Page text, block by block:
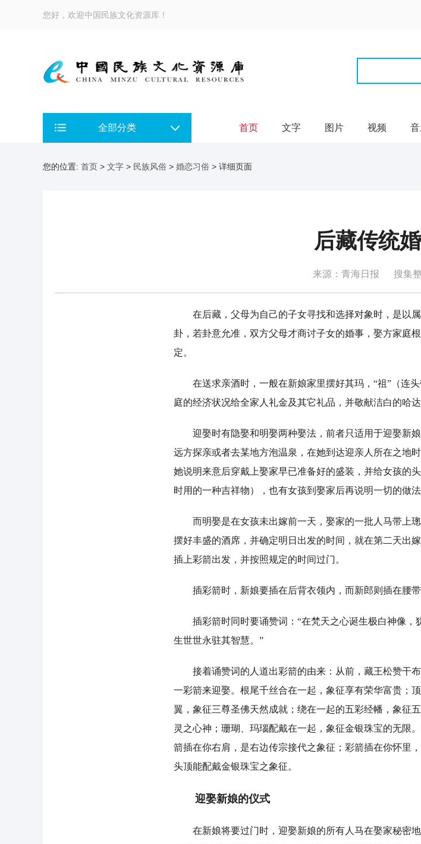
您好，欢迎中国民族文化资源库！
全部分类 首页 文字 图片 视频
您的位置: 首页 > 文字 > 民族风俗 > 婚恋习俗 > 详细页面
后藏传统
来源：青海日报 搜集
在后藏，父母为自己的子女寻找和选择对象时，是以属
卦，若卦意允准，双方父母才商讨子女的婚事，娶方家庭
定。
在送求亲酒时，一般在新娘家里摆好其玛，“祖”（连头
庭的经济状况给全家人礼金及其它礼品，并敬献洁白的哈
迎娶时有隐娶和明娶两种娶法，前者只适用于迎娶新
远方探亲或者去某地方泡温泉，在她到达迎亲人所在之地
她说明来意后穿戴上娶家早已准备好的盛装，并给女孩的
时用的一种吉祥物），也有女孩到娶家后再说明一切的做法
而明娶是在女孩未出嫁前一天，娶家的一批人马带上璁
摆好丰盛的酒席，并确定明日出发的时间，就在第二天出
插上彩箭出发，并按照规定的时间过门。
插彩箭时，新娘要插在后背衣领内，而新郎则插在腰带
插彩箭时同时要诵赞词：“在梵天之心诞生极白神像，
生世世永驻其智慧。”
接着诵赞词的人道出彩箭的由来：从前，藏王松赞干
一彩箭来迎娶。根尾千丝合在一起，象征享有荣华富贵；
翼，象征三尊圣佛天然成就；绕在一起的五彩经幡，象征
灵之心神；珊瑚、玛瑙配戴在一起，象征金银珠宝的无限
箭插在你右肩，是右边传宗接代之象征；彩箭插在你怀里
头顶能配戴金银珠宝之象征。
迎娶新娘的仪式
在新娘将要过门时，迎娶新娘的所有人马在娶家秘密地